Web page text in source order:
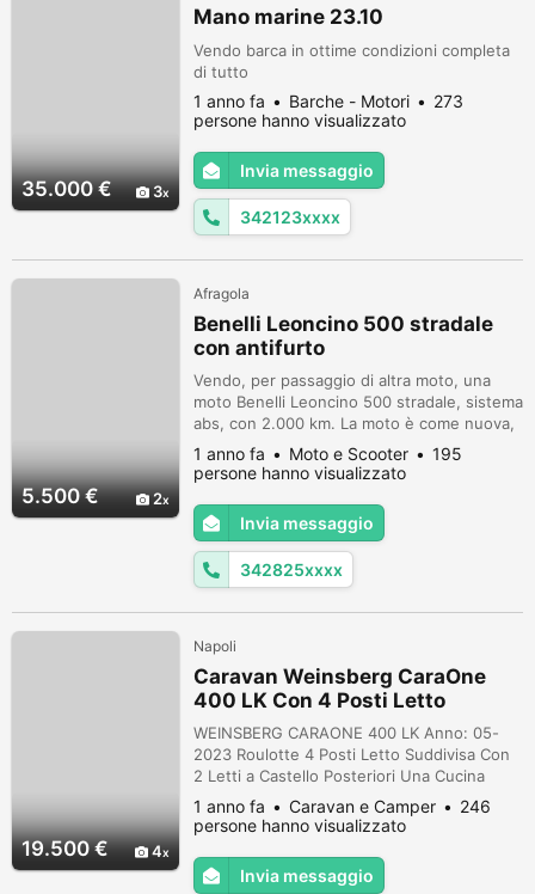
35.000 € 3
Mano marine 23.10
Vendo barca in ottime condizioni completa
di tutto
1 anno fa Barche - Motori
273
persone hanno visualizzato
Invia messaggio
342123xxxx
5.500 € 2
Afragola
Benelli Leoncino 500 stradale
con antifurto
Vendo, per passaggio di altra moto, una
moto Benelli Leoncino 500 stradale, sistema
abs, con 2.000 km. La moto è come nuova,
tagliandata ogni anno presso officina Benelli
e con vari accessori tra cui bloccaggio
antifurto ruota posteriore e sistema di
allarme antifurto e antirapina. È possibile
vederla su appuntamento.
1 anno fa Moto e Scooter
195
persone hanno visualizzato
Invia messaggio
342825xxxx
19.500 € 4
Napoli
Caravan Weinsberg CaraOne
400 LK Con 4 Posti Letto
WEINSBERG CARAONE 400 LK Anno: 05-
2023 Roulotte 4 Posti Letto Suddivisa Con
2 Letti a Castello Posteriori Una Cucina
Attrezzata Ed Un Bagno Con Doccia ed
Infine Un Letto Matrimoniale Anteriore
Trasformabile In Dinette Grande Con Tavolo
Centrale Lunghezza: 5.930 Mt Larghezza:
2.300 Mt Peso Massa Complessiva: 1.100 Kg
1 anno fa Caravan e Camper
246
persone hanno visualizzato
Invia messaggio